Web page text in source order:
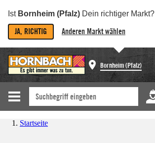
Ist Bornheim (Pfalz) Dein richtiger Markt?
JA, RICHTIG Anderen Markt wählen
Bornheim (Pfalz)
Startseite